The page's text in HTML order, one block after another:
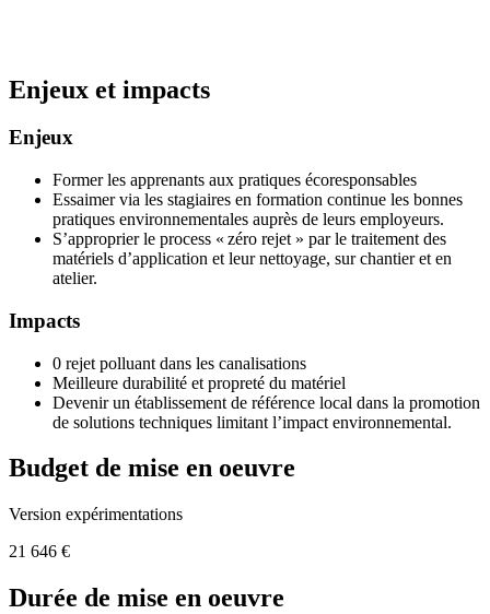
Enjeux et impacts
Enjeux
Former les apprenants aux pratiques écoresponsables
Essaimer via les stagiaires en formation continue les bonnes
pratiques environnementales auprès de leurs employeurs.
S’approprier le process « zéro rejet » par le traitement des
matériels d’application et leur nettoyage, sur chantier et en
atelier.
Impacts
0 rejet polluant dans les canalisations
Meilleure durabilité et propreté du matériel
Devenir un établissement de référence local dans la promotion
de solutions techniques limitant l’impact environnemental.
Budget de mise en oeuvre
Version expérimentations
21 646 €
Durée de mise en oeuvre